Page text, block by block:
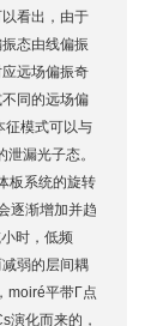
看出，由于
态由线偏振
远场偏振奇
同的远场偏
征模式可以与
漏光子态。
板系统的旋转
逐渐增加并趋
时，低频
弱的层间耦
moiré平带Γ点
演化而来的，